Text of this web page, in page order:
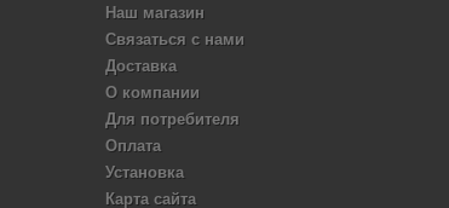
Наш магазин
Связаться с нами
Доставка
О компании
Для потребителя
Оплата
Установка
Карта сайта